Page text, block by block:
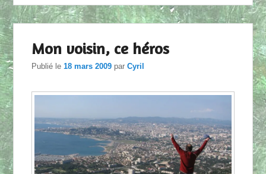
Mon voisin, ce héros
Publié le18 mars 2009 parCyril